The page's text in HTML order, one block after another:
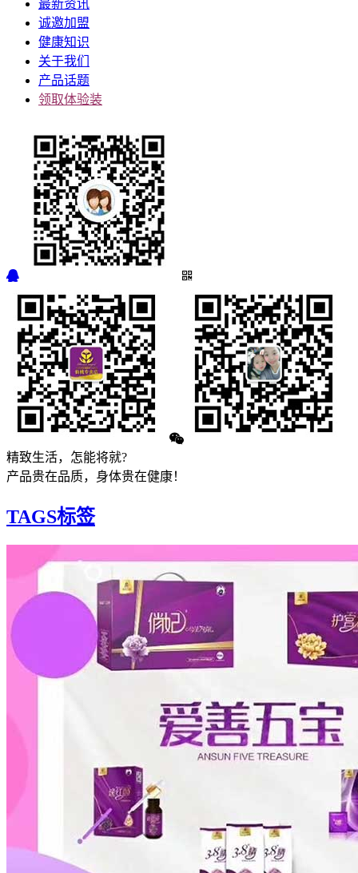
最新资讯
诚邀加盟
健康知识
关于我们
产品话题
领取体验装
精致生活，怎能将就?
产品贵在品质，身体贵在健康！
TAGS标签